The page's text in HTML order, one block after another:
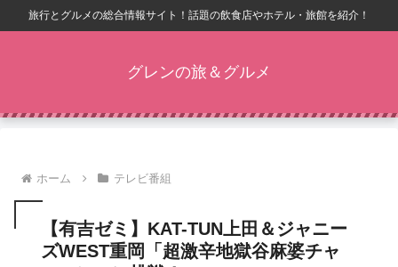
旅行とグルメの総合情報サイト！話題の飲食店やホテル・旅館を紹介！
グレンの旅＆グルメ
ホーム テレビ番組
【有吉ゼミ】KAT-TUN上田＆ジャニー
ズWEST重岡「超激辛地獄谷麻婆チャ